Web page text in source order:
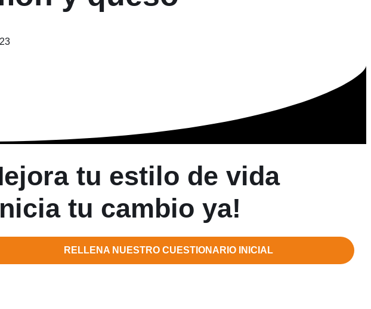
tu estilo de vida
tu cambio ya!
RELLENA NUESTRO CUESTIONARIO INICIAL